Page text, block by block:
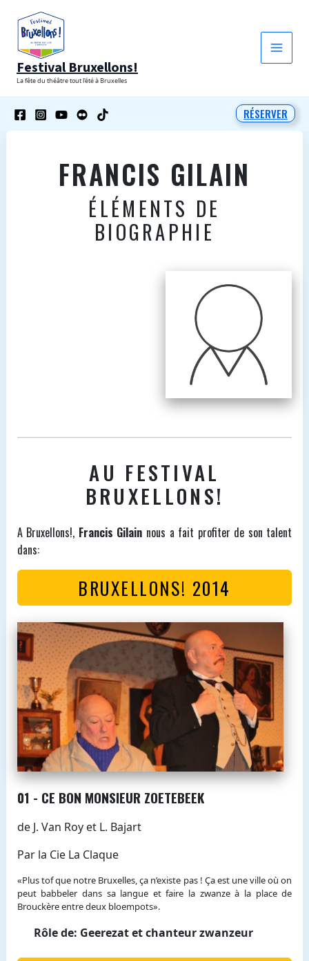
contenu
Festival Bruxellons!
La fête du théâtre tout l'été à Bruxelles
RÉSERVER
FRANCIS GILAIN
ÉLÉMENTS DE
BIOGRAPHIE
AU FESTIVAL
BRUXELLONS!
A Bruxellons!, Francis Gilain nous a fait profiter de son talent
dans:
BRUXELLONS! 2014
01 - CE BON MONSIEUR ZOETEBEEK
de J. Van Roy et L. Bajart
Par la Cie La Claque
«Plus tof que notre Bruxelles, ça n’existe pas ! Ça est une ville où on
peut babbeler dans sa langue et faire la zwanze à la place de
Brouckère entre deux bloempots».
Rôle de: Geerezat et chanteur zwanzeur